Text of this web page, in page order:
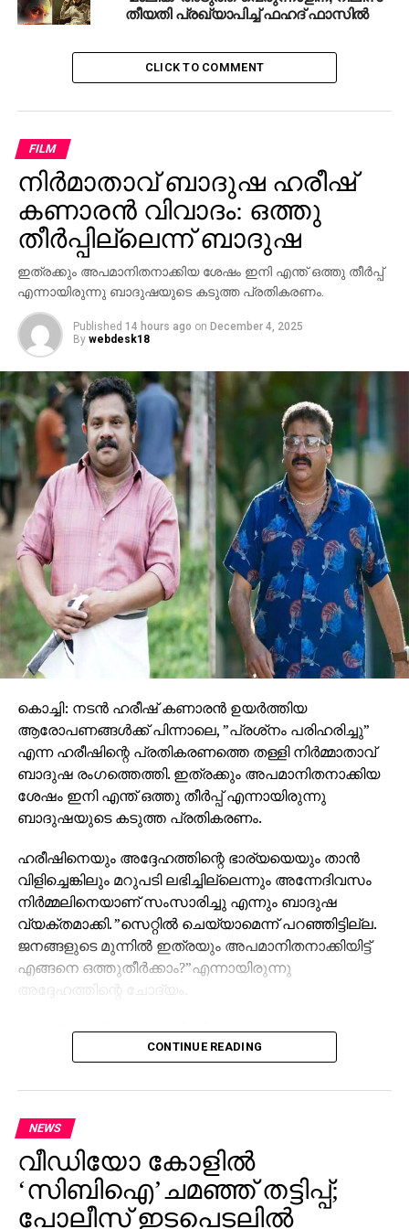
തീയതി പ്രഖ്യാപിച്ച് ഫഹദ് ഫാസില്‍
CLICK TO COMMENT
FILM
നിര്‍മാതാവ് ബാദുഷ ഹരീഷ്
കണാരന്‍ വിവാദം: ഒത്തു
തീര്‍പ്പില്ലെന്ന് ബാദുഷ
ഇത്രക്കും അപമാനിതനാക്കിയ ശേഷം ഇനി എന്ത് ഒത്തു തീര്‍പ്പ്
എന്നായിരുന്നു ബാദുഷയുടെ കടുത്ത പ്രതികരണം.
Published 14 hours ago on December 4, 2025
By webdesk18
കൊച്ചി: നടന്‍ ഹരീഷ് കണാരന്‍ ഉയര്‍ത്തിയ
ആരോപണങ്ങള്‍ക്ക് പിന്നാലെ, ”പ്രശ്‌നം പരിഹരിച്ചു”
എന്ന ഹരീഷിന്റെ പ്രതികരണത്തെ തള്ളി നിര്‍മ്മാതാവ്
ബാദുഷ രംഗത്തെത്തി. ഇത്രക്കും അപമാനിതനാക്കിയ
ശേഷം ഇനി എന്ത് ഒത്തു തീര്‍പ്പ് എന്നായിരുന്നു
ബാദുഷയുടെ കടുത്ത പ്രതികരണം.
ഹരീഷിനെയും അദ്ദേഹത്തിന്റെ ഭാര്യയെയും താന്‍
വിളിച്ചെങ്കിലും മറുപടി ലഭിച്ചില്ലെന്നും അന്നേദിവസം
നിര്‍മ്മലിനെയാണ് സംസാരിച്ചു എന്നും ബാദുഷ
വ്യക്തമാക്കി. ”സെറ്റില്‍ ചെയ്യാമെന്ന് പറഞ്ഞിട്ടില്ല.
ജനങ്ങളുടെ മുന്നില്‍ ഇത്രയും അപമാനിതനാക്കിയിട്ട്
എങ്ങനെ ഒത്തുതീര്‍ക്കാം?”എന്നായിരുന്നു
അദ്ദേഹത്തിന്റെ ചോദ്യം.
റേച്ചല്‍ സിനിമയുടെ റിലീസിന് ശേഷം
വിഷയത്തെക്കുറിച്ചുള്ള എല്ലാ വസ്തുതകളും
പറഞ്ഞു. തനിക്കെതിരെ ‘കൂലി എഴുത്തുകാര്‍’ വഴി
ആക്രമണം നടക്കുന്നുവെന്നും, ഈ സാഹചര്യത്തില്‍
തനിക്കൊപ്പം നില്‍ക്കുന്ന എല്ലാവര്‍ക്കും
നന്ദിയുണ്ടെന്നും അദ്ദേഹം കൂട്ടിച്ചേര്‍ത്തു.
ബാദുഷ പറഞ്ഞതെല്ലാം സെറ്റില്‍
ചെയ്യാമെന്നായിരുന്നു ഹരീഷ് കണാരന്റെ പ്രസ്താവന.
CONTINUE READING
NEWS
വീഡിയോ കോളില്‍
‘സിബിഐ’ചമഞ്ഞ് തട്ടിപ്പ്;
പോലീസ് ഇടപെടലില്‍